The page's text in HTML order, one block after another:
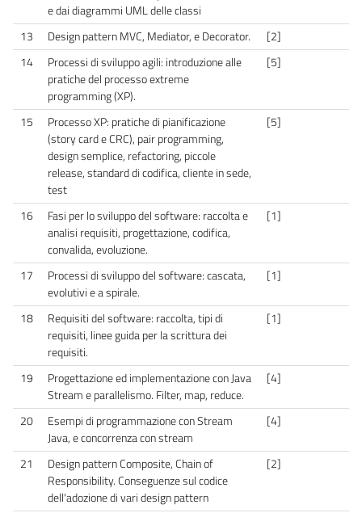
e dai diagrammi UML delle classi
13 Design pattern MVC, Mediator, e Decorator.
[2]
14
Processi di sviluppo agili: introduzione alle
pratiche del processo extreme
programming (XP).
[5]
15
Processo XP: pratiche di pianificazione
(story card e CRC), pair programming,
design semplice, refactoring, piccole
release, standard di codifica, cliente in sede,
test
[5]
16
Fasi per lo sviluppo del software: raccolta e
analisi requisiti, progettazione, codifica,
convalida, evoluzione.
[1]
17
Processi di sviluppo del software: cascata,
evolutivi e a spirale.
[1]
18
Requisiti del software: raccolta, tipi di
requisiti, linee guida per la scrittura dei
requisiti.
[1]
19
Progettazione ed implementazione con Java
Stream e parallelismo. Filter, map, reduce.
[4]
20
Esempi di programmazione con Stream
Java, e concorrenza con stream
[4]
21
Design pattern Composite, Chain of
Responsibility. Conseguenze sul codice
dell'adozione di vari design pattern
[2]